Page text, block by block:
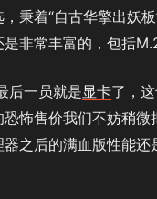
秉着“自古华擎出妖
非常丰富的，包括
后一员就是显卡了，
恐怖售价我们不妨稍
之后的满血版性能